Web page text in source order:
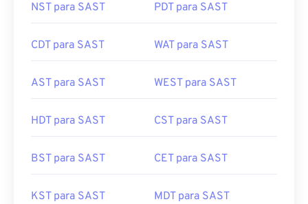
NST para SAST PDT para SAST
CDT para SAST WAT para SAST
AST para SAST WEST para SAST
HDT para SAST CST para SAST
BST para SAST CET para SAST
KST para SAST MDT para SAST